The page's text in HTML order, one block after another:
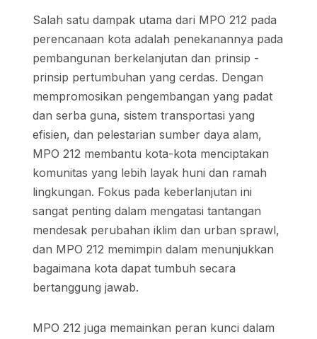
Salah satu dampak utama dari MPO 212 pada
perencanaan kota adalah penekanannya pada
pembangunan berkelanjutan dan prinsip -
prinsip pertumbuhan yang cerdas. Dengan
mempromosikan pengembangan yang padat
dan serba guna, sistem transportasi yang
efisien, dan pelestarian sumber daya alam,
MPO 212 membantu kota-kota menciptakan
komunitas yang lebih layak huni dan ramah
lingkungan. Fokus pada keberlanjutan ini
sangat penting dalam mengatasi tantangan
mendesak perubahan iklim dan urban sprawl,
dan MPO 212 memimpin dalam menunjukkan
bagaimana kota dapat tumbuh secara
bertanggung jawab.
MPO 212 juga memainkan peran kunci dalam